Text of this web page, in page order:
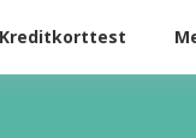
Kreditkorttest